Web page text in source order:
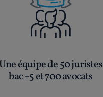
Une équipe de 50 juristes
bac +5 et 700 avocats